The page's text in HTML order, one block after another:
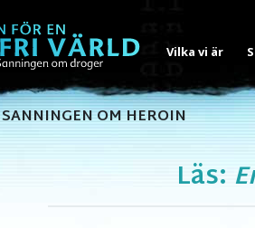
Vilka vi är
SANNINGEN OM HEROIN
Läs: